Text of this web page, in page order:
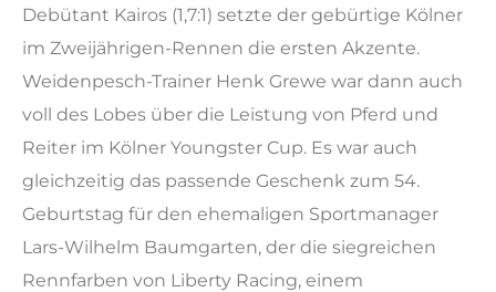
Debütant Kairos (1,7:1) setzte der gebürtige Kölner
im Zweijährigen-Rennen die ersten Akzente.
Weidenpesch-Trainer Henk Grewe war dann auch
voll des Lobes über die Leistung von Pferd und
Reiter im Kölner Youngster Cup. Es war auch
gleichzeitig das passende Geschenk zum 54.
Geburtstag für den ehemaligen Sportmanager
Lars-Wilhelm Baumgarten, der die siegreichen
Rennfarben von Liberty Racing, einem